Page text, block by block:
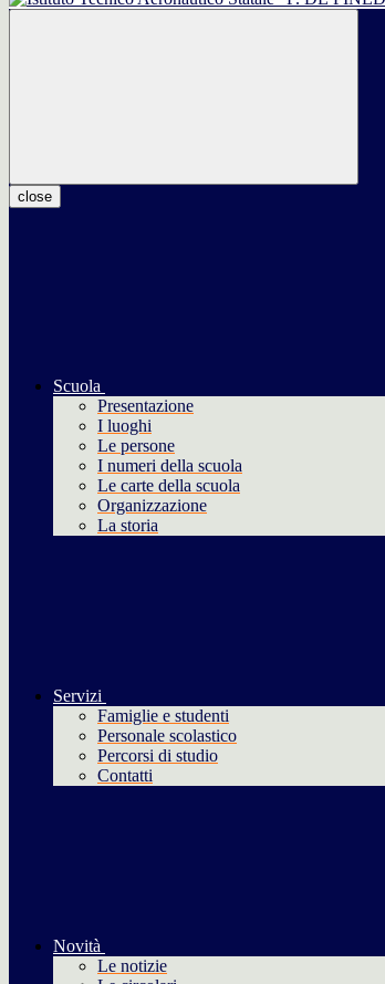
close
Scuola
Presentazione
I luoghi
Le persone
I numeri della scuola
Le carte della scuola
Organizzazione
La storia
Servizi
Famiglie e studenti
Personale scolastico
Percorsi di studio
Contatti
Novità
Le notizie